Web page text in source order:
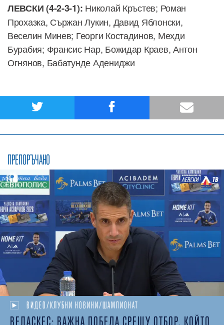
ЛЕВСКИ (4-2-3-1): Николай Кръстев; Роман
Прохазка, Сържан Лукин, Давид Яблонски,
Веселин Минев; Георги Костадинов, Мехди
Бурабия; Франсис Нар, Божидар Краев, Антон
Огнянов, Бабатунде Адениджи
ПРЕПОРЪЧАНО
ВИДЕО/КЛУБНИ НОВИНИ/ШАМПИОНАТ
ВЕЛАСКЕС: ВАЖНА ПОБЕДА СРЕЩУ ОТБОР, КОЙТО